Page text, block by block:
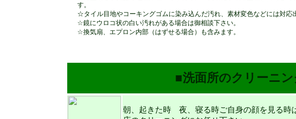
す。
☆タイル目地やコーキングゴムに染み込んだ汚れ、素材変色などには対応
☆鏡にウロコ状の白い汚れがある場合は御相談下さい。
☆換気扇、エプロン内部（はずせる場合）も含みます。
■洗面所のクリーニ
朝、起きた時 夜、寝る時ご自身の顔を見る時